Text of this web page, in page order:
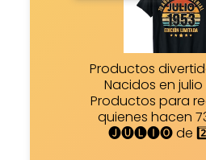
Productos
Nacidos en julio
Productos para
quienes hacen
🅙🅤🅛🅘🅞 de